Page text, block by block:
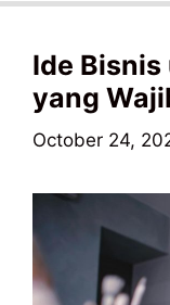
Ide
yang
October 24,